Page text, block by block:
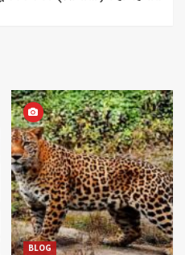
BLOG